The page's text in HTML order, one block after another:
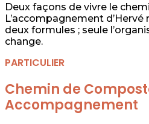
Deux façons de vivre le
L’accompagnement
deux formules ; seule
change.
PARTICULIER
Chemin de
Accompagnement